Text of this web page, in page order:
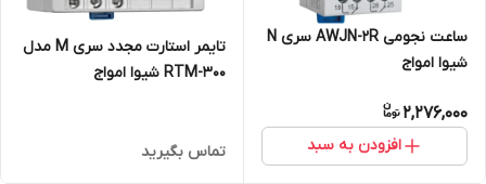
ساعت نجومی AWJN-2R سری N
شیوا امواج
2,276,000
افزودن به سبد
تایمر استارت مجدد سری M مدل
RTM-300 شیوا امواج
تماس بگیرید